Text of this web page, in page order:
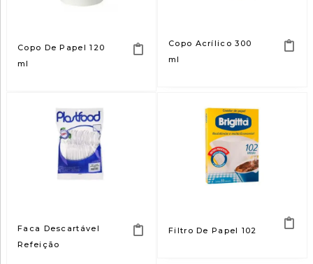
Copo De Papel 120
ml
Copo Acrílico 300
ml
Faca Descartável
Refeição
Filtro De Papel 102